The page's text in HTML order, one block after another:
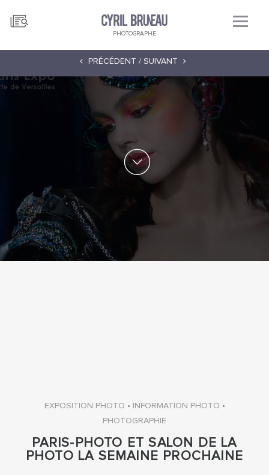
PHOTOGRAPHE
PRÉCÉDENT / SUIVANT
EXPOSITION PHOTO • INFORMATION PHOTO •
PHOTOGRAPHIE
PARIS-PHOTO ET SALON DE LA
PHOTO LA SEMAINE PROCHAINE